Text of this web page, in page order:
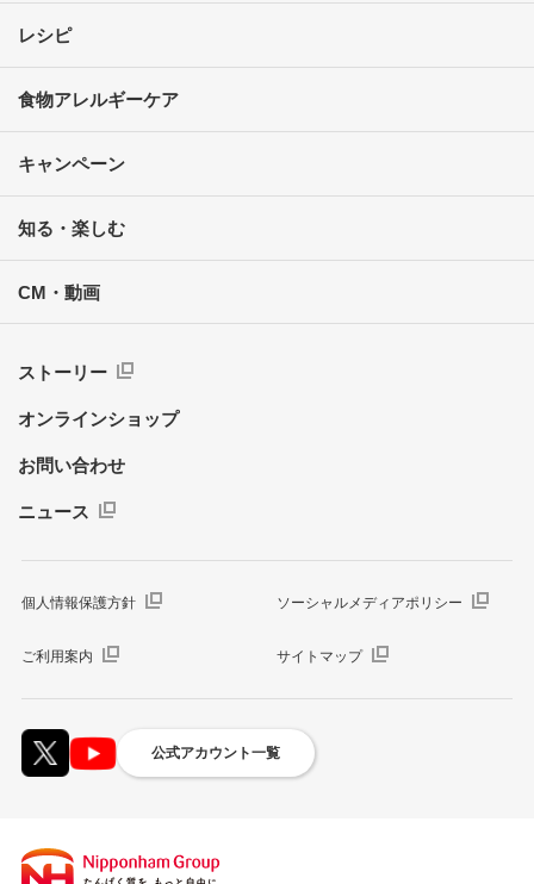
レシピ
食物アレルギーケア
キャンペーン
知る・楽しむ
CM・動画
ストーリー
オンラインショップ
お問い合わせ
ニュース
個人情報保護方針 ソーシャルメディアポリシー
ご利用案内 サイトマップ
公式アカウント一覧